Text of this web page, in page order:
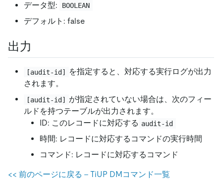
データ型:
BOOLEAN
デフォルト: false
出力
[audit-id]
を指定すると、対応する実行ログが出力
されます。
[audit-id] が指定されていない場合は、次のフィー
ルドを持つテーブルが出力されます。
ID: このレコードに対応する audit-id
時間: レコードに対応するコマンドの実行時間
コマンド: レコードに対応するコマンド
<< 前のページに戻る - TiUP DMコマンド一覧